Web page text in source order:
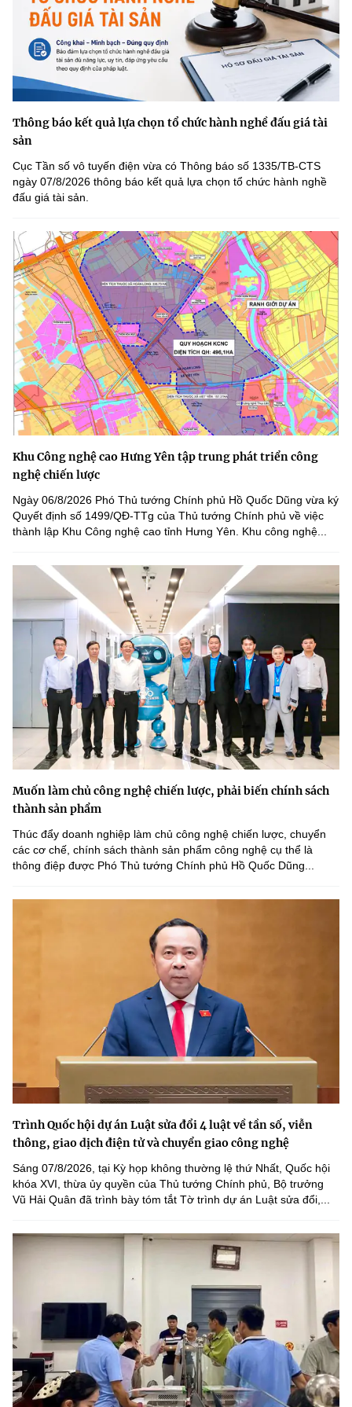
Thông báo kết quả lựa chọn tổ chức hành nghề đấu giá tài
sản
Cục Tần số vô tuyến điện vừa có Thông báo số 1335/TB-CTS
ngày 07/8/2026 thông báo kết quả lựa chọn tổ chức hành nghề
đấu giá tài sản.
Khu Công nghệ cao Hưng Yên tập trung phát triển công
nghệ chiến lược
Ngày 06/8/2026 Phó Thủ tướng Chính phủ Hồ Quốc Dũng vừa ký
Quyết định số 1499/QĐ-TTg của Thủ tướng Chính phủ về việc
thành lập Khu Công nghệ cao tỉnh Hưng Yên. Khu công nghệ...
Muốn làm chủ công nghệ chiến lược, phải biến chính sách
thành sản phẩm
Thúc đẩy doanh nghiệp làm chủ công nghệ chiến lược, chuyển
các cơ chế, chính sách thành sản phẩm công nghệ cụ thể là
thông điệp được Phó Thủ tướng Chính phủ Hồ Quốc Dũng...
Trình Quốc hội dự án Luật sửa đổi 4 luật về tần số, viễn
thông, giao dịch điện tử và chuyển giao công nghệ
Sáng 07/8/2026, tại Kỳ họp không thường lệ thứ Nhất, Quốc hội
khóa XVI, thừa ủy quyền của Thủ tướng Chính phủ, Bộ trưởng
Vũ Hải Quân đã trình bày tóm tắt Tờ trình dự án Luật sửa đổi,...